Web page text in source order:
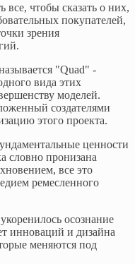
все, чтобы сказать о них,
покупателей,
зрения
"Quad" -
вида этих
моделей.
создателями
этого проекта.
ценности
словно пронизана
все это
ремесленного
осознание
инноваций и дизайна
меняются под